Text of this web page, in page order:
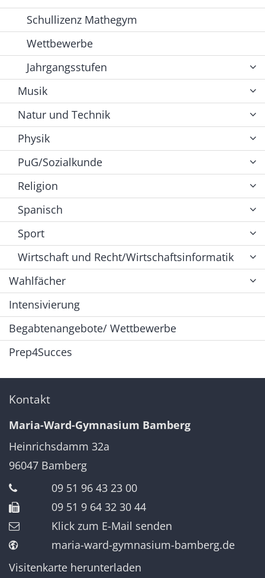
Schullizenz Mathegym
Wettbewerbe
Jahrgangsstufen
Musik
Natur und Technik
Physik
PuG/Sozialkunde
Religion
Spanisch
Sport
Wirtschaft und Recht/Wirtschaftsinformatik
Wahlfächer
Intensivierung
Begabtenangebote/ Wettbewerbe
Prep4Succes
Kontakt
Maria-Ward-Gymnasium Bamberg
Heinrichsdamm 32a
96047 Bamberg
09 51 96 43 23 00
09 51 9 64 32 30 44
Klick zum E-Mail senden
maria-ward-gymnasium-bamberg.de
Visitenkarte herunterladen